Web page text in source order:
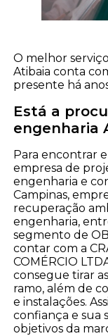
O melhor
Atibaia conta
presente há
Está a
engenharia
Para encontrar
empresa de
engenharia e
Campinas,
recuperação
engenharia,
segmento de
contar com a
COMÉRCIO
consegue tirar
ramo, além de
e instalações.
confiança e sua
objetivos da